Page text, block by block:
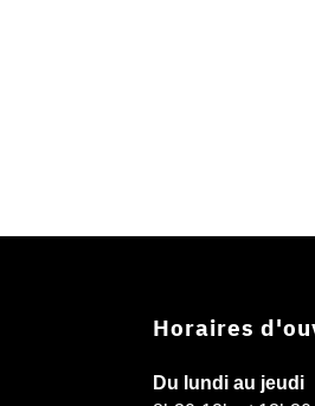
Horaires
Du lundi au jeudi